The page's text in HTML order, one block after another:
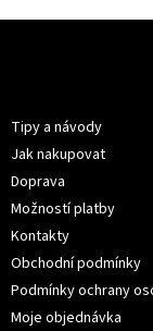
Tipy a návody
Jak nakupovat
Doprava
Možností platby
Kontakty
Obchodní podmínky
Podmínky ochrany
Moje objednávka